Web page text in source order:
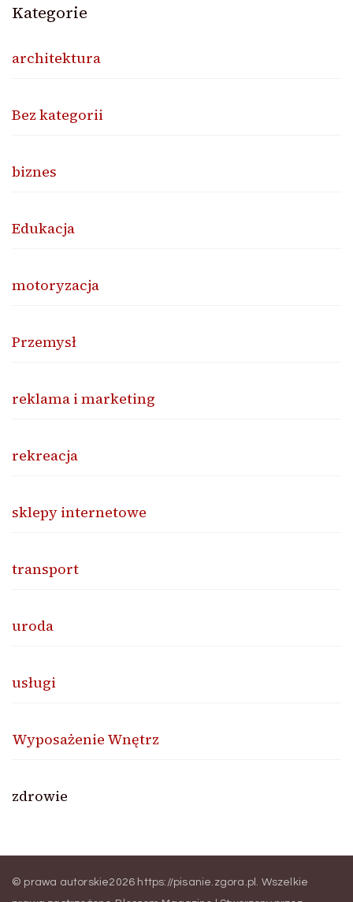
Kategorie
architektura
Bez kategorii
biznes
Edukacja
motoryzacja
Przemysł
reklama i marketing
rekreacja
sklepy internetowe
transport
uroda
usługi
Wyposażenie Wnętrz
zdrowie
© prawa autorskie2026 https://pisanie.zgora.pl . Wszelkie